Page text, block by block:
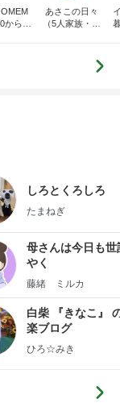
OMEM
からの
あさこの日々
（5人家族・投
しろとくろしろ
たまねぎ
母さんは今日も世
やく
藤緒 ミルカ
白柴 『きなこ』
楽ブログ
ひろ☆みき